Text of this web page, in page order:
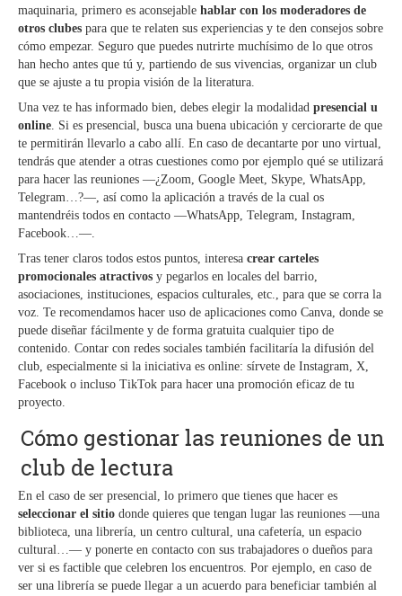
maquinaria, primero es aconsejable hablar con los moderadores de
otros clubes para que te relaten sus experiencias y te den consejos sobre
cómo empezar. Seguro que puedes nutrirte muchísimo de lo que otros
han hecho antes que tú y, partiendo de sus vivencias, organizar un club
que se ajuste a tu propia visión de la literatura.
Una vez te has informado bien, debes elegir la modalidad presencial u
online. Si es presencial, busca una buena ubicación y cerciorarte de que
te permitirán llevarlo a cabo allí. En caso de decantarte por uno virtual,
tendrás que atender a otras cuestiones como por ejemplo qué se utilizará
para hacer las reuniones —¿Zoom, Google Meet, Skype, WhatsApp,
Telegram…?—, así como la aplicación a través de la cual os
mantendréis todos en contacto —WhatsApp, Telegram, Instagram,
Facebook…—.
Tras tener claros todos estos puntos, interesa crear carteles
promocionales atractivos y pegarlos en locales del barrio,
asociaciones, instituciones, espacios culturales, etc., para que se corra la
voz. Te recomendamos hacer uso de aplicaciones como Canva, donde se
puede diseñar fácilmente y de forma gratuita cualquier tipo de
contenido. Contar con redes sociales también facilitaría la difusión del
club, especialmente si la iniciativa es online: sírvete de Instagram, X,
Facebook o incluso TikTok para hacer una promoción eficaz de tu
proyecto.
Cómo gestionar las reuniones de un
club de lectura
En el caso de ser presencial, lo primero que tienes que hacer es
seleccionar el sitio donde quieres que tengan lugar las reuniones —una
biblioteca, una librería, un centro cultural, una cafetería, un espacio
cultural…— y ponerte en contacto con sus trabajadores o dueños para
ver si es factible que celebren los encuentros. Por ejemplo, en caso de
ser una librería se puede llegar a un acuerdo para beneficiar también al